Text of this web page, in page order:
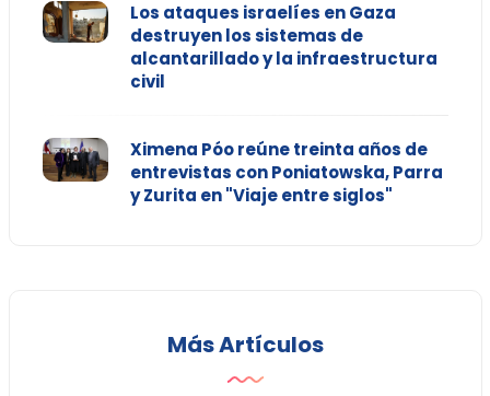
Los ataques israelíes en Gaza
destruyen los sistemas de
alcantarillado y la infraestructura
civil
Ximena Póo reúne treinta años de
entrevistas con Poniatowska, Parra
y Zurita en "Viaje entre siglos"
Más Artículos